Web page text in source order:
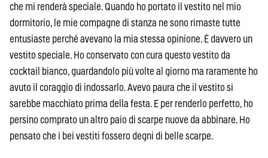
che mi renderà speciale. Quando ho portato il vestito nel mio
dormitorio, le mie compagne di stanza ne sono rimaste tutte
entusiaste perché avevano la mia stessa opinione. È davvero un
vestito speciale. Ho conservato con cura questo vestito da
cocktail bianco, guardandolo più volte al giorno ma raramente ho
avuto il coraggio di indossarlo. Avevo paura che il vestito si
sarebbe macchiato prima della festa. E per renderlo perfetto, ho
persino comprato un altro paio di scarpe nuove da abbinare. Ho
pensato che i bei vestiti fossero degni di belle scarpe.